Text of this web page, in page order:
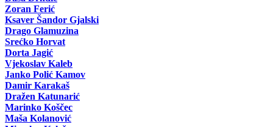
Zoran Ferić
Ksaver Šandor Gjalski
Drago Glamuzina
Srećko Horvat
Dorta Jagić
Vjekoslav Kaleb
Janko Polić Kamov
Damir Karakaš
Dražen Katunarić
Marinko Koščec
Maša Kolanović